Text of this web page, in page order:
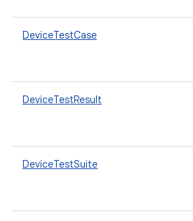
DeviceTestCase
DeviceTestResult
DeviceTestSuite